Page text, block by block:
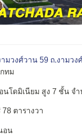
มวงศ์วาน 59 ถ.งามวง
กทม
นโดมิเนียม สูง 7 ชั้น จ
78 ตารางวา
อน